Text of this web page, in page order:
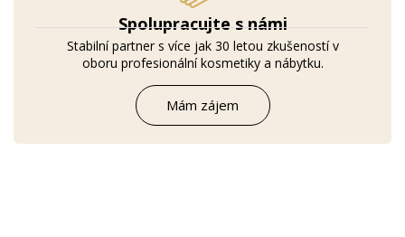
Spolupracujte s námi
Stabilní partner s více jak 30 letou zkušeností v
oboru profesionální kosmetiky a nábytku.
Mám zájem